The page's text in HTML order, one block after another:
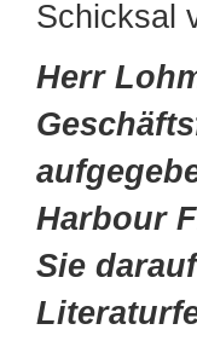
Schicksal
Herr
Harbour
Sie